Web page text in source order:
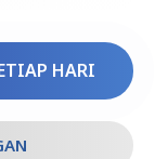
HARI